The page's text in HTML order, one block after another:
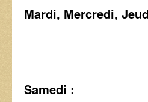
Mardi, Mercredi,
Samedi :